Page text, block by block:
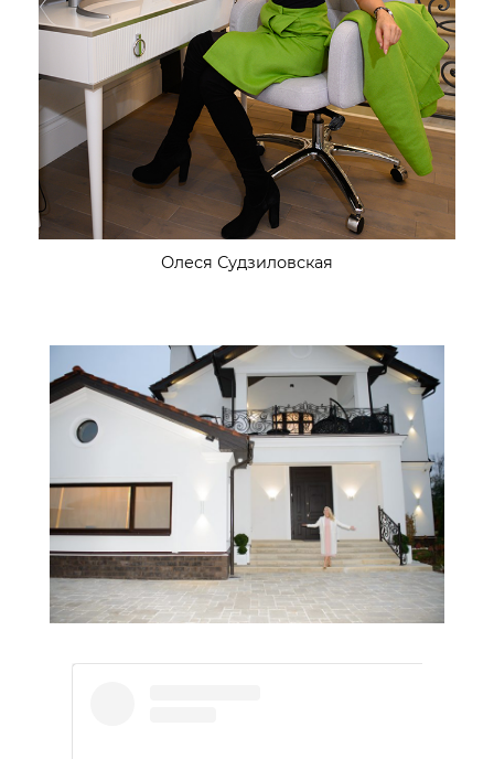
Олеся Судзиловская